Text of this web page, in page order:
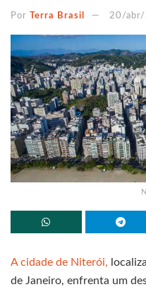
Por Terra Brasil 20/
A cidade de Niterói,
de Janeiro, enfrenta um